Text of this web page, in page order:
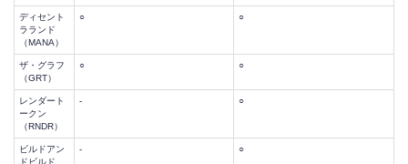
ディセント
ラランド
（MANA）
○ ○
ザ・グラフ
（GRT）
○ ○
レンダート
ークン
（RNDR）
- ○
ビルドアン
ドビルド
- ○